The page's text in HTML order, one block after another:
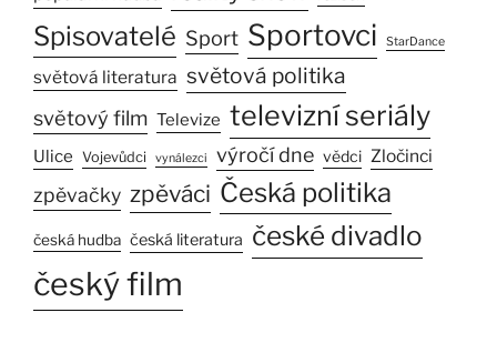
Spisovatelé Sport Sportovci StarDance
světová literatura světová politika
světový film Televize televizní seriály
Ulice Vojevůdci vynálezci výročí dne vědci Zločinci
zpěvačky zpěváci Česká politika
česká hudba česká literatura české divadlo
český film